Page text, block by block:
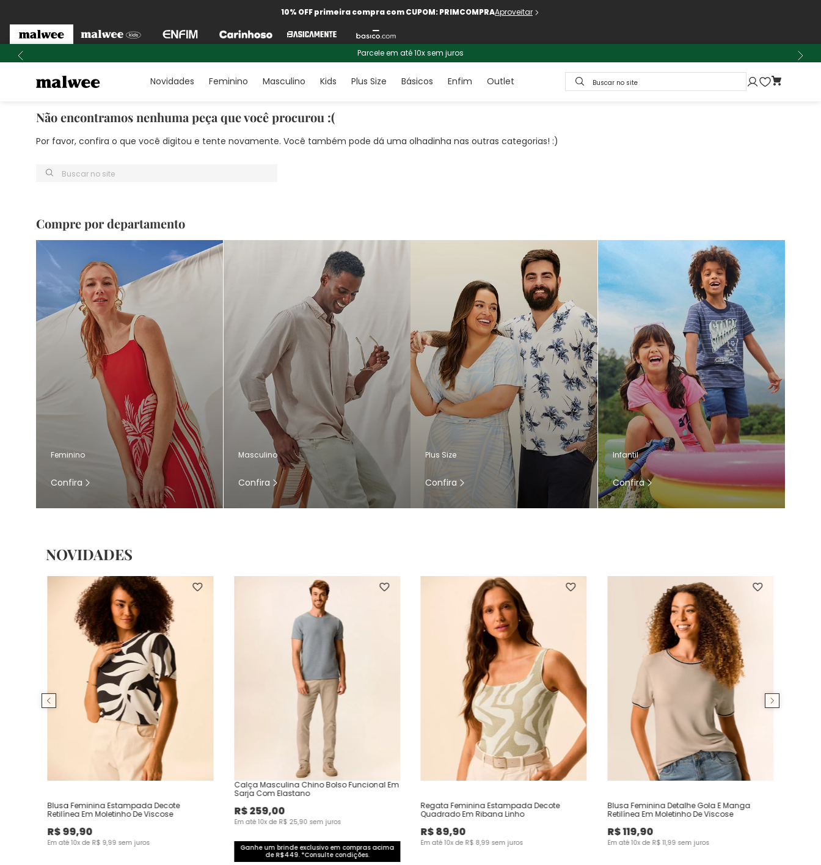
10% OFF primeira compra com CUPOM: PRIMCOMPRAAproveitar
Parcele em até 10x sem juros
Novidades Feminino Masculino Kids Plus Size Básicos Enfim Outlet Buscar no site
Não encontramos nenhuma peça que você procurou :(
Por favor, confira o que você digitou e tente novamente. Você também pode dá uma olhadinha nas outras categorias! :)
Buscar no site
Compre por departamento
Feminino
Confira
Masculino
Confira
Plus Size
Confira
Infantil
Confira
NOVIDADES
Blusa Feminina Estampada Decote
Retilínea Em Moletinho De Viscose
R$99,90
Em até10x de R$ 9,99 sem juros
Calça Masculina Chino Bolso Funcional Em
Sarja Com Elastano
R$259,00
Em até10x de R$ 25,90 sem juros
Ganhe um brinde exclusivo em compras acima
de R$449. *Consulte condições.
Regata Feminina Estampada Decote
Quadrado Em Ribana Linho
R$89,90
Em até10x de R$ 8,99 sem juros
Blusa Feminina Detalhe Gola E Manga
Retilínea Em Moletinho De Viscose
R$119,90
Em até10x de R$ 11,99 sem juros